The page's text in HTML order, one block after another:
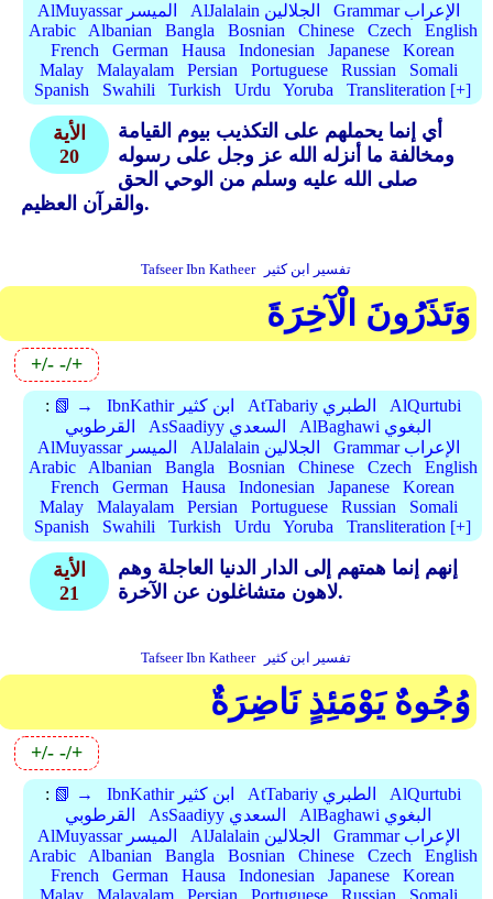
AlMuyassar الميسر
AlJalalain الجلالين
Grammar الإعراب
Arabic
Albanian Bangla Bosnian Chinese Czech
English
French
German Hausa Indonesian Japanese
Korean
Malay
Malayalam Persian Portuguese Russian
Somali
Spanish
Swahili Turkish Urdu Yoruba Transliteration [+]
الأية
20
أي إنما يحملهم على التكذيب بيوم القيامة
ومخالفة ما أنزله الله عز وجل على رسوله
صلى الله عليه وسلم من الوحي الحق
والقرآن العظيم.
Tafseer Ibn Katheer تفسير ابن كثير
وَتَذَرُونَ الْآخِرَةَ
+/- -/+
: 📗 → IbnKathir ابن كثير AtTabariy الطبري
AlQurtubi
القرطوبي
AsSaadiyy السعدي
AlBaghawi البغوي
AlMuyassar الميسر
AlJalalain الجلالين
Grammar الإعراب
Arabic
Albanian Bangla Bosnian Chinese Czech
English
French
German Hausa Indonesian Japanese
Korean
Malay
Malayalam Persian Portuguese Russian
Somali
Spanish
Swahili Turkish Urdu Yoruba Transliteration [+]
الأية
21
إنهم إنما همتهم إلى الدار الدنيا العاجلة وهم
لاهون متشاغلون عن الآخرة.
Tafseer Ibn Katheer تفسير ابن كثير
وُجُوهٌ يَوْمَئِذٍ نَاضِرَةٌ
+/- -/+
: 📗 → IbnKathir ابن كثير AtTabariy الطبري
AlQurtubi
القرطوبي
AsSaadiyy السعدي
AlBaghawi البغوي
AlMuyassar الميسر
AlJalalain الجلالين
Grammar الإعراب
Arabic
Albanian Bangla Bosnian Chinese Czech
English
French
German Hausa Indonesian Japanese
Korean
Malay
Malayalam Persian Portuguese Russian Somali